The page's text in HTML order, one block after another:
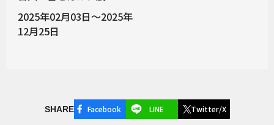
2025年02月03日～2025年
12月25日
SHARE Facebook LINE Twitter/X